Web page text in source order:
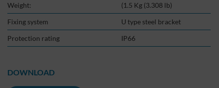
Weight:
(1.5 Kg (3.308 lb)
Fixing system
U type steel bracket
Protection rating
IP66
DOWNLOAD